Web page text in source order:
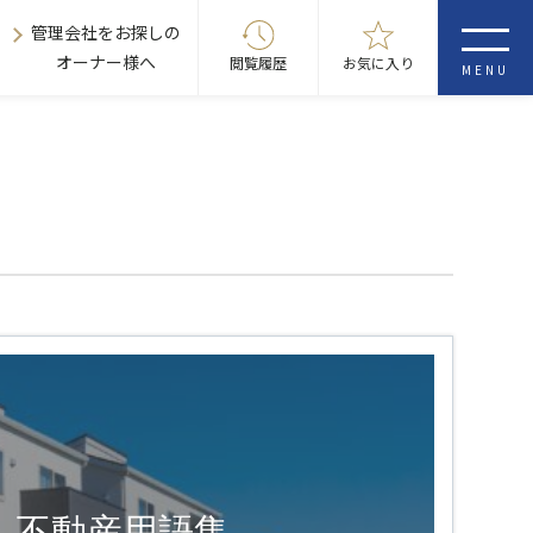
管理会社をお探しの
オーナー様へ
閲覧履歴 お気に入り MENU